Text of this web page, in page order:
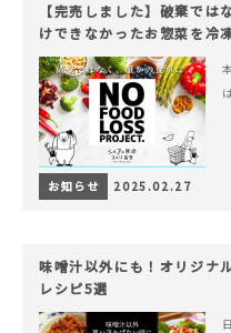
【完売しました】破棄で
けできなかったお惣菜を冷
お知らせ 2025.02.27
味噌汁以外にも！オリジナ
レシピ5選